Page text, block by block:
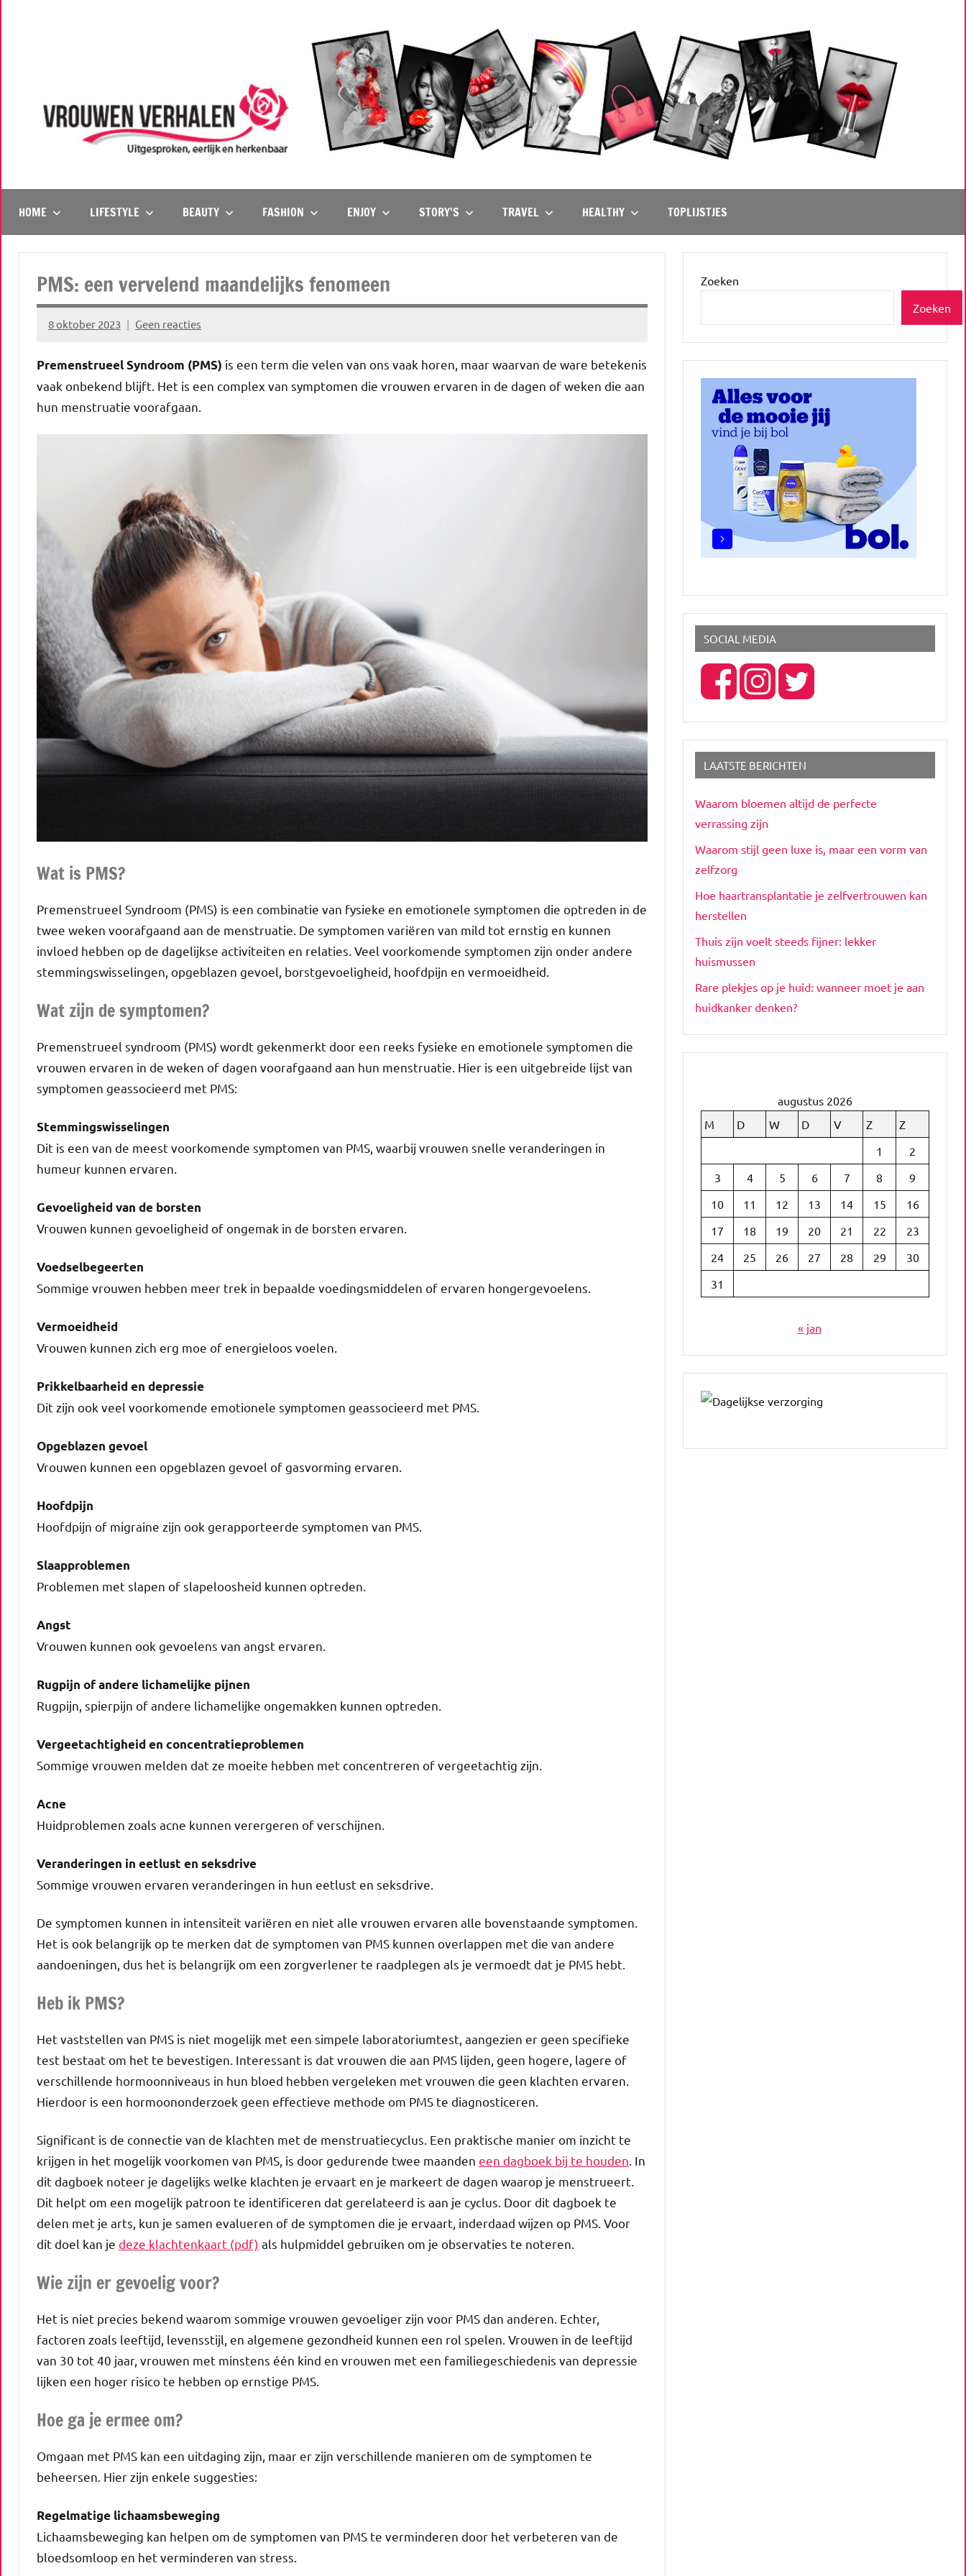
Vrouwenverhalen
eerlijk
en
HOME LIFESTYLE BEAUTY FASHION ENJOY STORY’S TRAVEL HEALTHY TOPLIJSTJES
PMS: een vervelend maandelijks fenomeen
8 oktober 2023
Marion
Geen reacties
Premenstrueel Syndroom (PMS) is een term die velen van ons vaak horen, maar waarvan de ware betekenis
vaak onbekend blijft. Het is een complex van symptomen die vrouwen ervaren in de dagen of weken die aan
hun menstruatie voorafgaan.
Wat is PMS?
Premenstrueel Syndroom (PMS) is een combinatie van fysieke en emotionele symptomen die optreden in de
twee weken voorafgaand aan de menstruatie. De symptomen variëren van mild tot ernstig en kunnen
invloed hebben op de dagelijkse activiteiten en relaties. Veel voorkomende symptomen zijn onder andere
stemmingswisselingen, opgeblazen gevoel, borstgevoeligheid, hoofdpijn en vermoeidheid.
Wat zijn de symptomen?
Premenstrueel syndroom (PMS) wordt gekenmerkt door een reeks fysieke en emotionele symptomen die
vrouwen ervaren in de weken of dagen voorafgaand aan hun menstruatie. Hier is een uitgebreide lijst van
symptomen geassocieerd met PMS:
Stemmingswisselingen
Dit is een van de meest voorkomende symptomen van PMS, waarbij vrouwen snelle veranderingen in
humeur kunnen ervaren​.
Gevoeligheid van de borsten
Vrouwen kunnen gevoeligheid of ongemak in de borsten ervaren.
Voedselbegeerten
Sommige vrouwen hebben meer trek in bepaalde voedingsmiddelen of ervaren hongergevoelens​.
Vermoeidheid
Vrouwen kunnen zich erg moe of energieloos voelen​.
Prikkelbaarheid en depressie
Dit zijn ook veel voorkomende emotionele symptomen geassocieerd met PMS​.
Opgeblazen gevoel
Vrouwen kunnen een opgeblazen gevoel of gasvorming ervaren​.
Hoofdpijn
Hoofdpijn of migraine zijn ook gerapporteerde symptomen van PMS​.
Slaapproblemen
Problemen met slapen of slapeloosheid kunnen optreden​.
Angst
Vrouwen kunnen ook gevoelens van angst ervaren​.
Rugpijn of andere lichamelijke pijnen
Rugpijn, spierpijn of andere lichamelijke ongemakken kunnen optreden​​.
Vergeetachtigheid en concentratieproblemen
Sommige vrouwen melden dat ze moeite hebben met concentreren of vergeetachtig zijn​.
Acne
Huidproblemen zoals acne kunnen verergeren of verschijnen​.
Veranderingen in eetlust en seksdrive
Sommige vrouwen ervaren veranderingen in hun eetlust en seksdrive​.
De symptomen kunnen in intensiteit variëren en niet alle vrouwen ervaren alle bovenstaande symptomen.
Het is ook belangrijk op te merken dat de symptomen van PMS kunnen overlappen met die van andere
aandoeningen, dus het is belangrijk om een zorgverlener te raadplegen als je vermoedt dat je PMS hebt.
Heb ik PMS?
Het vaststellen van PMS is niet mogelijk met een simpele laboratoriumtest, aangezien er geen specifieke
test bestaat om het te bevestigen. Interessant is dat vrouwen die aan PMS lijden, geen hogere, lagere of
verschillende hormoonniveaus in hun bloed hebben vergeleken met vrouwen die geen klachten ervaren.
Hierdoor is een hormoononderzoek geen effectieve methode om PMS te diagnosticeren.
Significant is de connectie van de klachten met de menstruatiecyclus. Een praktische manier om inzicht te
krijgen in het mogelijk voorkomen van PMS, is door gedurende twee maanden een dagboek bij te houden . In
dit dagboek noteer je dagelijks welke klachten je ervaart en je markeert de dagen waarop je menstrueert.
Dit helpt om een mogelijk patroon te identificeren dat gerelateerd is aan je cyclus. Door dit dagboek te
delen met je arts, kun je samen evalueren of de symptomen die je ervaart, inderdaad wijzen op PMS. Voor
dit doel kan je deze klachtenkaart (pdf) als hulpmiddel gebruiken om je observaties te noteren.
Wie zijn er gevoelig voor?
Het is niet precies bekend waarom sommige vrouwen gevoeliger zijn voor PMS dan anderen. Echter,
factoren zoals leeftijd, levensstijl, en algemene gezondheid kunnen een rol spelen. Vrouwen in de leeftijd
van 30 tot 40 jaar, vrouwen met minstens één kind en vrouwen met een familiegeschiedenis van depressie
lijken een hoger risico te hebben op ernstige PMS.
Hoe ga je ermee om?
Omgaan met PMS kan een uitdaging zijn, maar er zijn verschillende manieren om de symptomen te
beheersen. Hier zijn enkele suggesties:
Regelmatige lichaamsbeweging
Lichaamsbeweging kan helpen om de symptomen van PMS te verminderen door het verbeteren van de
bloedsomloop en het verminderen van stress.
Zoeken
Zoeken
SOCIAL MEDIA
LAATSTE BERICHTEN
Waarom bloemen altijd de perfecte
verrassing zijn
Waarom stijl geen luxe is, maar een vorm van
zelfzorg
Hoe haartransplantatie je zelfvertrouwen kan
herstellen
Thuis zijn voelt steeds fijner: lekker
huismussen
Rare plekjes op je huid: wanneer moet je aan
huidkanker denken?
augustus 2026
M
D W D V Z
Z
1
2
3
4 5 6 7 8
9
10
11 12 13 14 15
16
17
18 19 20 21 22
23
24
25 26 27 28 29
30
31
« jan